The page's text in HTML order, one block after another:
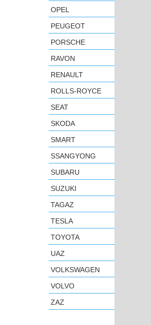
OPEL
PEUGEOT
PORSCHE
RAVON
RENAULT
ROLLS-ROYCE
SEAT
SKODA
SMART
SSANGYONG
SUBARU
SUZUKI
TAGAZ
TESLA
TOYOTA
UAZ
VOLKSWAGEN
VOLVO
ZAZ